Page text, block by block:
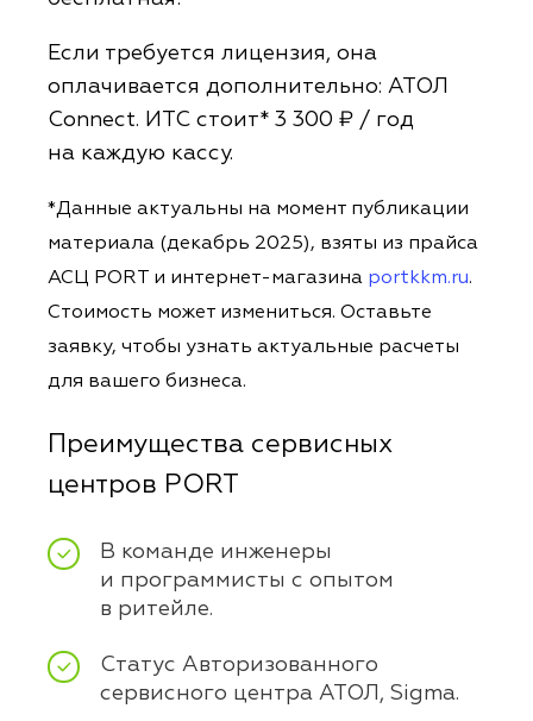
Если требуется лицензия, она
оплачивается дополнительно: АТОЛ
Connect. ИТС стоит* 3 300 ₽ / год
на каждую кассу.
*Данные актуальны на момент публикации
материала (декабрь 2025), взяты из прайса
АСЦ PORT и интернет-магазина portkkm.ru.
Стоимость может измениться. Оставьте
заявку, чтобы узнать актуальные расчеты
для вашего бизнеса.
Преимущества сервисных
центров PORT
В команде инженеры
и программисты с опытом
в ритейле.
Статус Авторизованного
сервисного центра АТОЛ, Sigma.